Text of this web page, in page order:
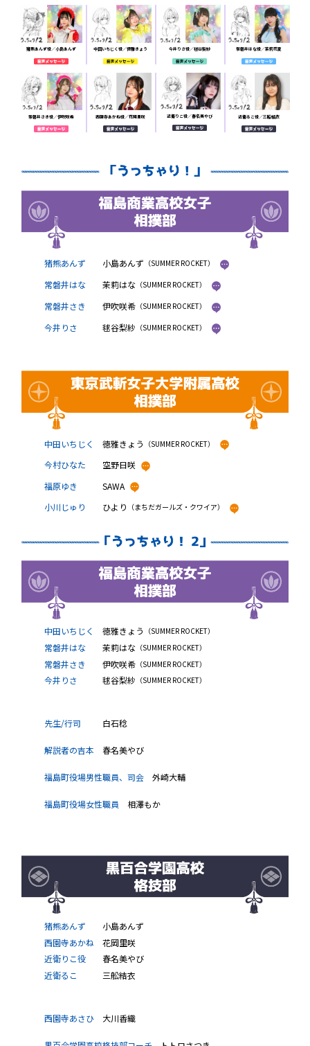
猪熊あんず役／小島あんず 中田いちじく役／徳雅きょう 今井りさ役／毬谷梨紗 常磐井はな役／茉莉花夏
常磐井さき役／伊吹咲希 西園寺あかね役／花岡里咲 近衛りこ役／春名美やび 近衛るこ役／三船結衣
猪熊あんず 小島あんず （SUMMER ROCKET）
常磐井はな 茉莉はな（SUMMER ROCKET）
常磐井さき 伊吹咲希（SUMMER ROCKET）
今井りさ 毬谷梨紗 （SUMMER ROCKET）
中田いちじく 徳雅きょう （SUMMER ROCKET）
今村ひなた
空野日咲
福原ゆき
SAWA
小川じゅり
ひより （まちだガールズ・クワイア）
中田いちじく 徳雅きょう （SUMMER ROCKET）
常磐井はな 茉莉はな（SUMMER ROCKET）
常磐井さき 伊吹咲希（SUMMER ROCKET）
今井りさ 毬谷梨紗 （SUMMER ROCKET）
先生/行司 白石稔
解説者の吉本 春名美やび
福島町役場男性職員、司会 外崎大輔
福島町役場女性職員 相澤もか
猪熊あんず
小島あんず
西園寺あかね
花岡里咲
近衛りこ役
春名美やび
近衛るこ
三舩結衣
西園寺あさひ 大川香織